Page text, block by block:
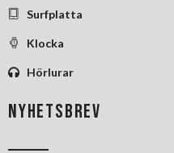
Surfplatta
Klocka
Hörlurar
NYHETSBREV